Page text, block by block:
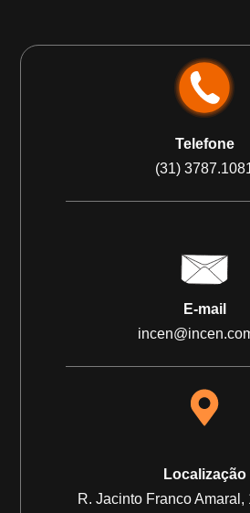
Telefone
(31)
E-mail
Localização
R. Jacinto Franco Amaral,